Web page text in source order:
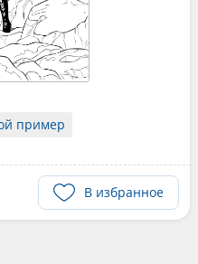
пример
В избранное